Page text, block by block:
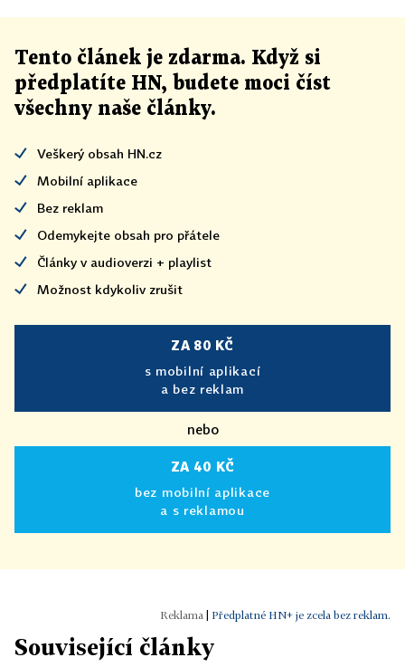
Tento článek je zdarma. Když si
předplatíte HN, budete moci číst
všechny naše články.
Veškerý obsah HN.cz
Mobilní aplikace
Bez reklam
Odemykejte obsah pro přátele
Články v audioverzi + playlist
Možnost kdykoliv zrušit
ZA 80 KČ
s mobilní aplikací
a bez reklam
nebo
ZA 40 KČ
bez mobilní aplikace
a s reklamou
Předplatné HN+ je zcela bez reklam.
Související články